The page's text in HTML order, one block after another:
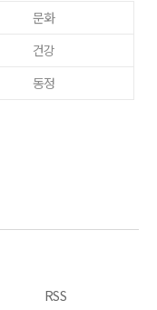
문화
건강
동정
RSS